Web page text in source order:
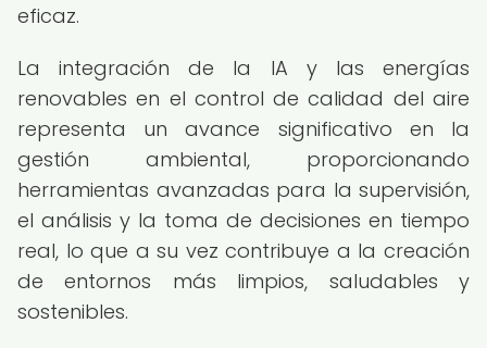
eficaz.
La integración de la IA y las energías
renovables en el control de calidad del aire
representa un avance significativo en la
gestión ambiental, proporcionando
herramientas avanzadas para la supervisión,
el análisis y la toma de decisiones en tiempo
real, lo que a su vez contribuye a la creación
de entornos más limpios, saludables y
sostenibles.